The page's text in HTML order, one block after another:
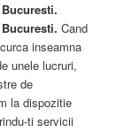
Bucuresti.Cand
inseamna
unele lucruri,
de
la dispozitie
ti servicii